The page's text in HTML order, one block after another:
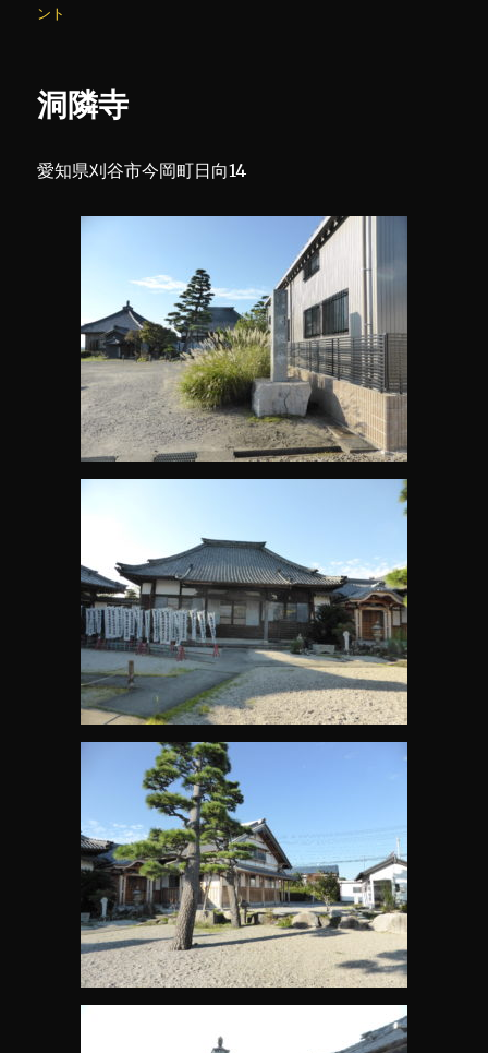
日:
ント
洞隣寺
愛知県刈谷市今岡町日向14